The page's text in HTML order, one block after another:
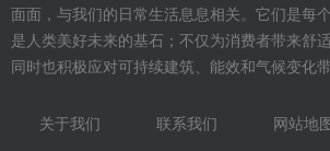
面面，与我们的日常生活息息相关。它们是每
是人类美好未来的基石；不仅为消费者带来舒
同时也积极应对可持续建筑、能效和气候变化带
关于我们 联系我们 网站地